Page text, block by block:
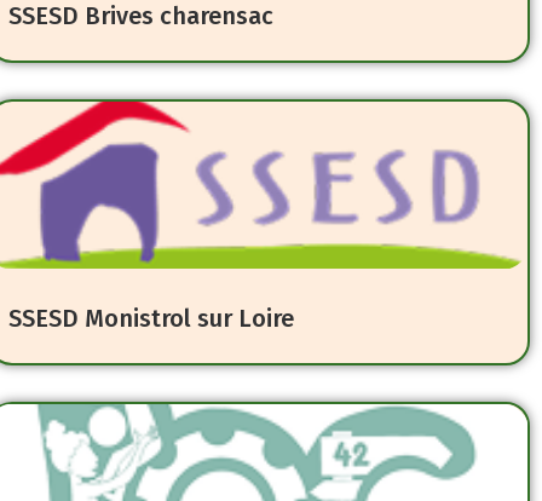
SSESD Brives charensac
SSESD Monistrol sur Loire